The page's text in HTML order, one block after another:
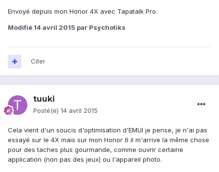
Envoyé depuis mon Honor 4X avec Tapatalk Pro.
Modifié 14 avril 2015 par Psychotiks
Citer
tuuki
Posté(e) 14 avril 2015
Cela vient d'un soucis d'optimisation d'EMUI je pense, je n'ai pas
essayé sur le 4X mais sur mon Honor 6 il m'arrive la même chose
pour des taches plus gourmande, comme ouvrir certaine
application (non pas des jeux) ou l'appareil photo.